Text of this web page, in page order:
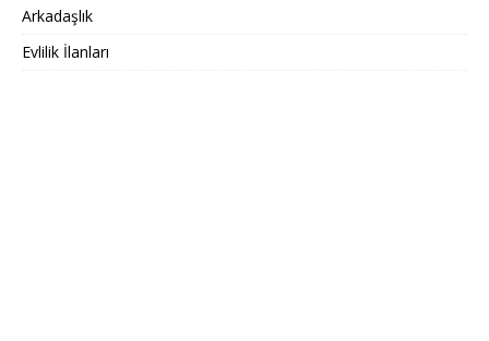
Arkadaşlık
Evlilik İlanları